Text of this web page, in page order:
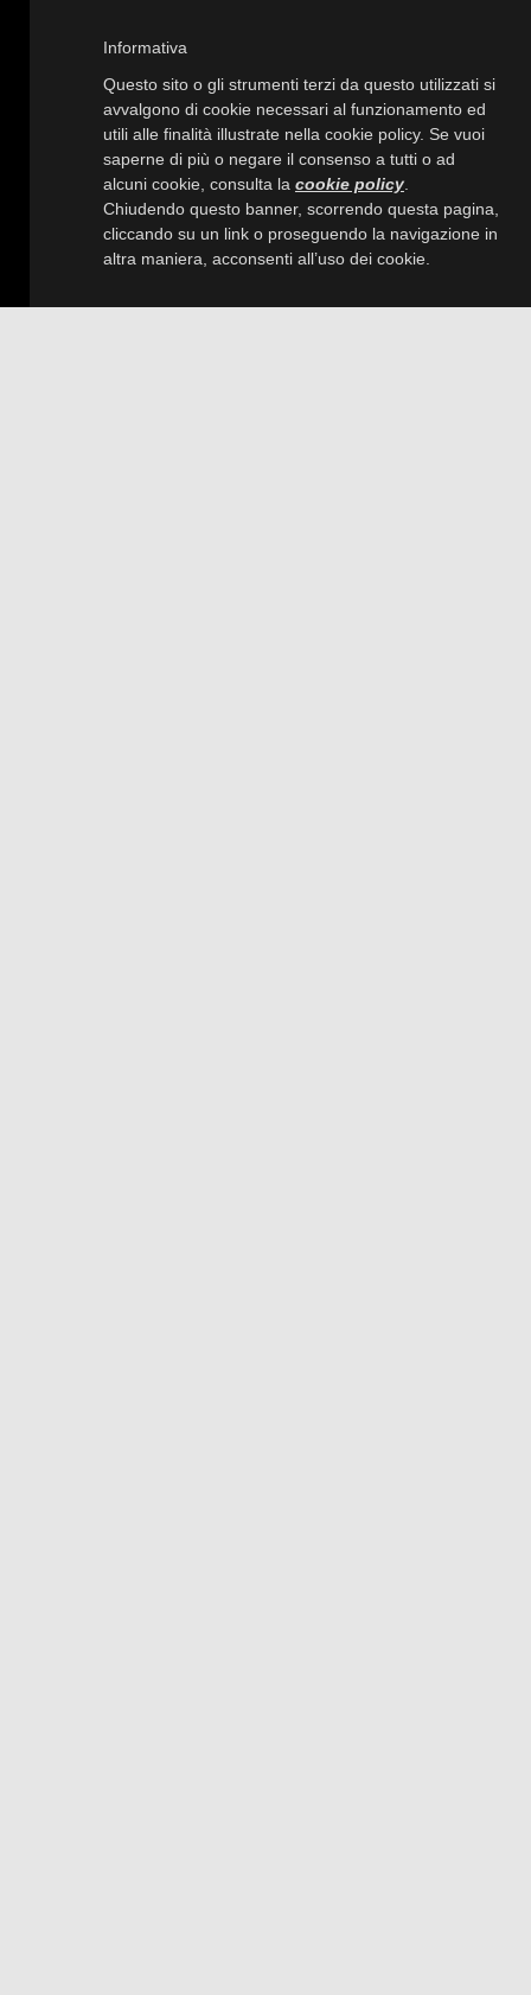
Informativa
Questo sito o gli strumenti terzi da questo utilizzati si
avvalgono di cookie necessari al funzionamento ed
utili alle finalità illustrate nella cookie policy. Se vuoi
saperne di più o negare il consenso a tutti o ad
alcuni cookie, consulta la cookie policy.
Chiudendo questo banner, scorrendo questa pagina,
cliccando su un link o proseguendo la navigazione in
altra maniera, acconsenti all’uso dei cookie.